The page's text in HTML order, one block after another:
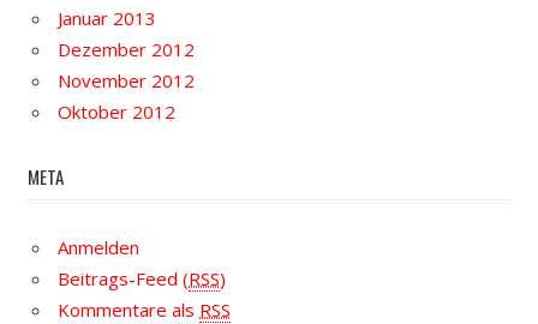
Januar 2013
Dezember 2012
November 2012
Oktober 2012
META
Anmelden
Beitrags-Feed (RSS)
Kommentare als RSS